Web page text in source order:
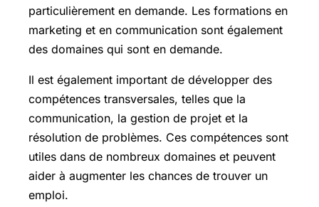
particulièrement en demande. Les formations en
marketing et en communication sont également
des domaines qui sont en demande.
Il est également important de développer des
compétences transversales, telles que la
communication, la gestion de projet et la
résolution de problèmes. Ces compétences sont
utiles dans de nombreux domaines et peuvent
aider à augmenter les chances de trouver un
emploi.